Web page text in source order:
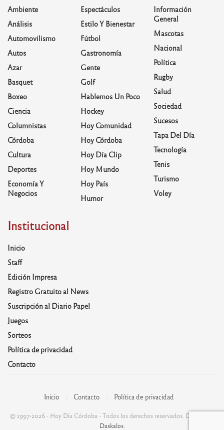
Ambiente
Análisis
Automovilismo
Autos
Azar
Basquet
Boxeo
Ciencia
Columnistas
Córdoba
Cultura
Deportes
Economía Y
Negocios
Espectáculos
Estilo Y Bienestar
Fútbol
Gastronomía
Gente
Golf
Hablemos Un Poco
Hockey
Hoy Comunidad
Hoy Córdoba
Hoy Día Clip
Hoy Mundo
Hoy País
Humor
Información
General
Mascotas
Nacional
Política
Rugby
Salud
Sociedad
Sucesos
Tapa Del Día
Tecnología
Tenis
Turismo
Voley
Institucional
Inicio
Staff
Edición Impresa
Registro Gratuito al News
Suscripción al Diario Papel
Juegos
Sorteos
Política de privacidad
Contacto
Inicio Contacto Política de privacidad
© 1997-2026 - Hoy Día Córdoba - Todos los derechos reservados. Desarrolla:
Daskalos.